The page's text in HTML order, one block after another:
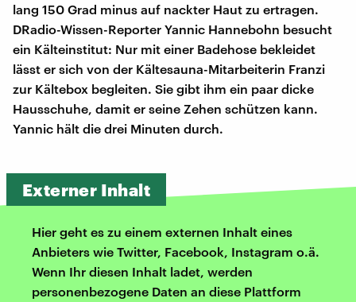
lang 150 Grad minus auf nackter Haut zu ertragen.
DRadio-Wissen-Reporter Yannic Hannebohn besucht
ein Kälteinstitut: Nur mit einer Badehose bekleidet
lässt er sich von der Kältesauna-Mitarbeiterin Franzi
zur Kältebox begleiten. Sie gibt ihm ein paar dicke
Hausschuhe, damit er seine Zehen schützen kann.
Yannic hält die drei Minuten durch.
Externer Inhalt
Hier geht es zu einem externen Inhalt eines
Anbieters wie Twitter, Facebook, Instagram o.ä.
Wenn Ihr diesen Inhalt ladet, werden
personenbezogene Daten an diese Plattform